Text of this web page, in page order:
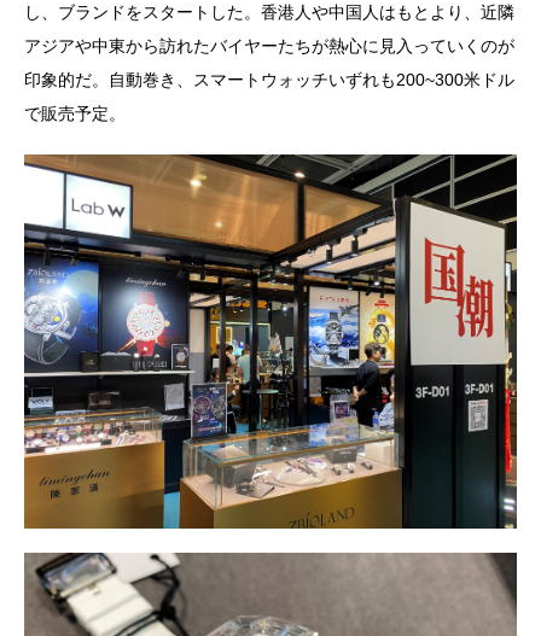
し、ブランドをスタートした。香港人や中国人はもとより、近隣
アジアや中東から訪れたバイヤーたちが熱心に見入っていくのが
印象的だ。自動巻き、スマートウォッチいずれも200~300米ドル
で販売予定。